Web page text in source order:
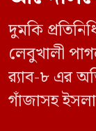
দুমকি
লেবুখালী
র‍্যাব-৮ এর
গাঁজাসহ